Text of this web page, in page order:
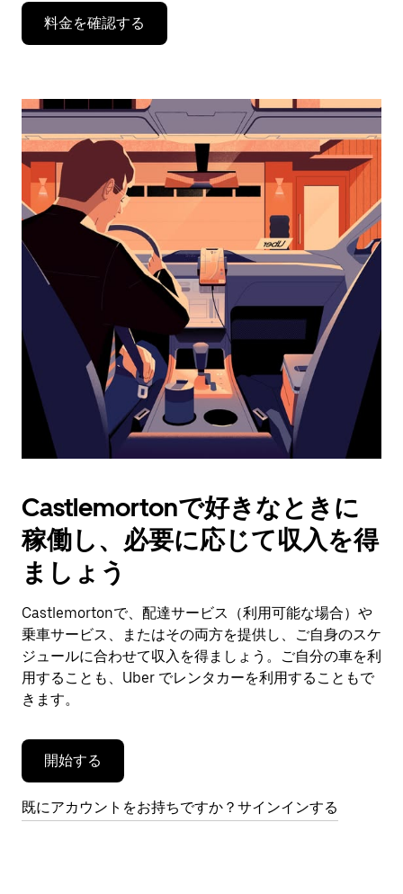
で
ン
ダ
ー
を
操
作
し、
を
選
択
す。
ン
で
カ
レ
ン
ー
を
閉
じ
ま
す。
料金を確認する
Castlemortonで好きなときに
稼働し、必要に応じて収入を得
ましょう
Castlemortonで、配達サービス（利用可能な場合）や
乗車サービス、またはその両方を提供し、ご自身のスケ
ジュールに合わせて収入を得ましょう。ご自分の車を利
用することも、Uber でレンタカーを利用することもで
きます。
開始する
既にアカウントをお持ちですか？サインインする